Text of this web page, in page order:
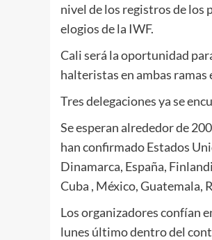
nivel de los registros de los
elogios de la IWF.
Cali será la oportunidad
halteristas en ambas ramas
Tres delegaciones ya se
Se esperan alrededor de
han confirmado Estados
Dinamarca, España,
Cuba , México, Guatemala,
Los organizadores confían
lunes último dentro del